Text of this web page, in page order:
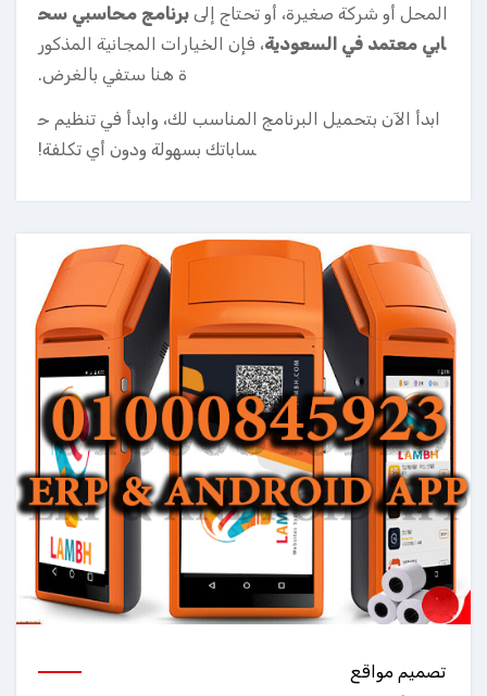
المحل أو شركة صغيرة، أو تحتاج إلى برنامج محاسبي سح
ابي معتمد في السعودية، فإن الخيارات المجانية المذكور
ة هنا ستفي بالغرض.
ابدأ الآن بتحميل البرنامج المناسب لك، وابدأ في تنظيم ح
ساباتك بسهولة ودون أي تكلفة!
تصميم مواقع